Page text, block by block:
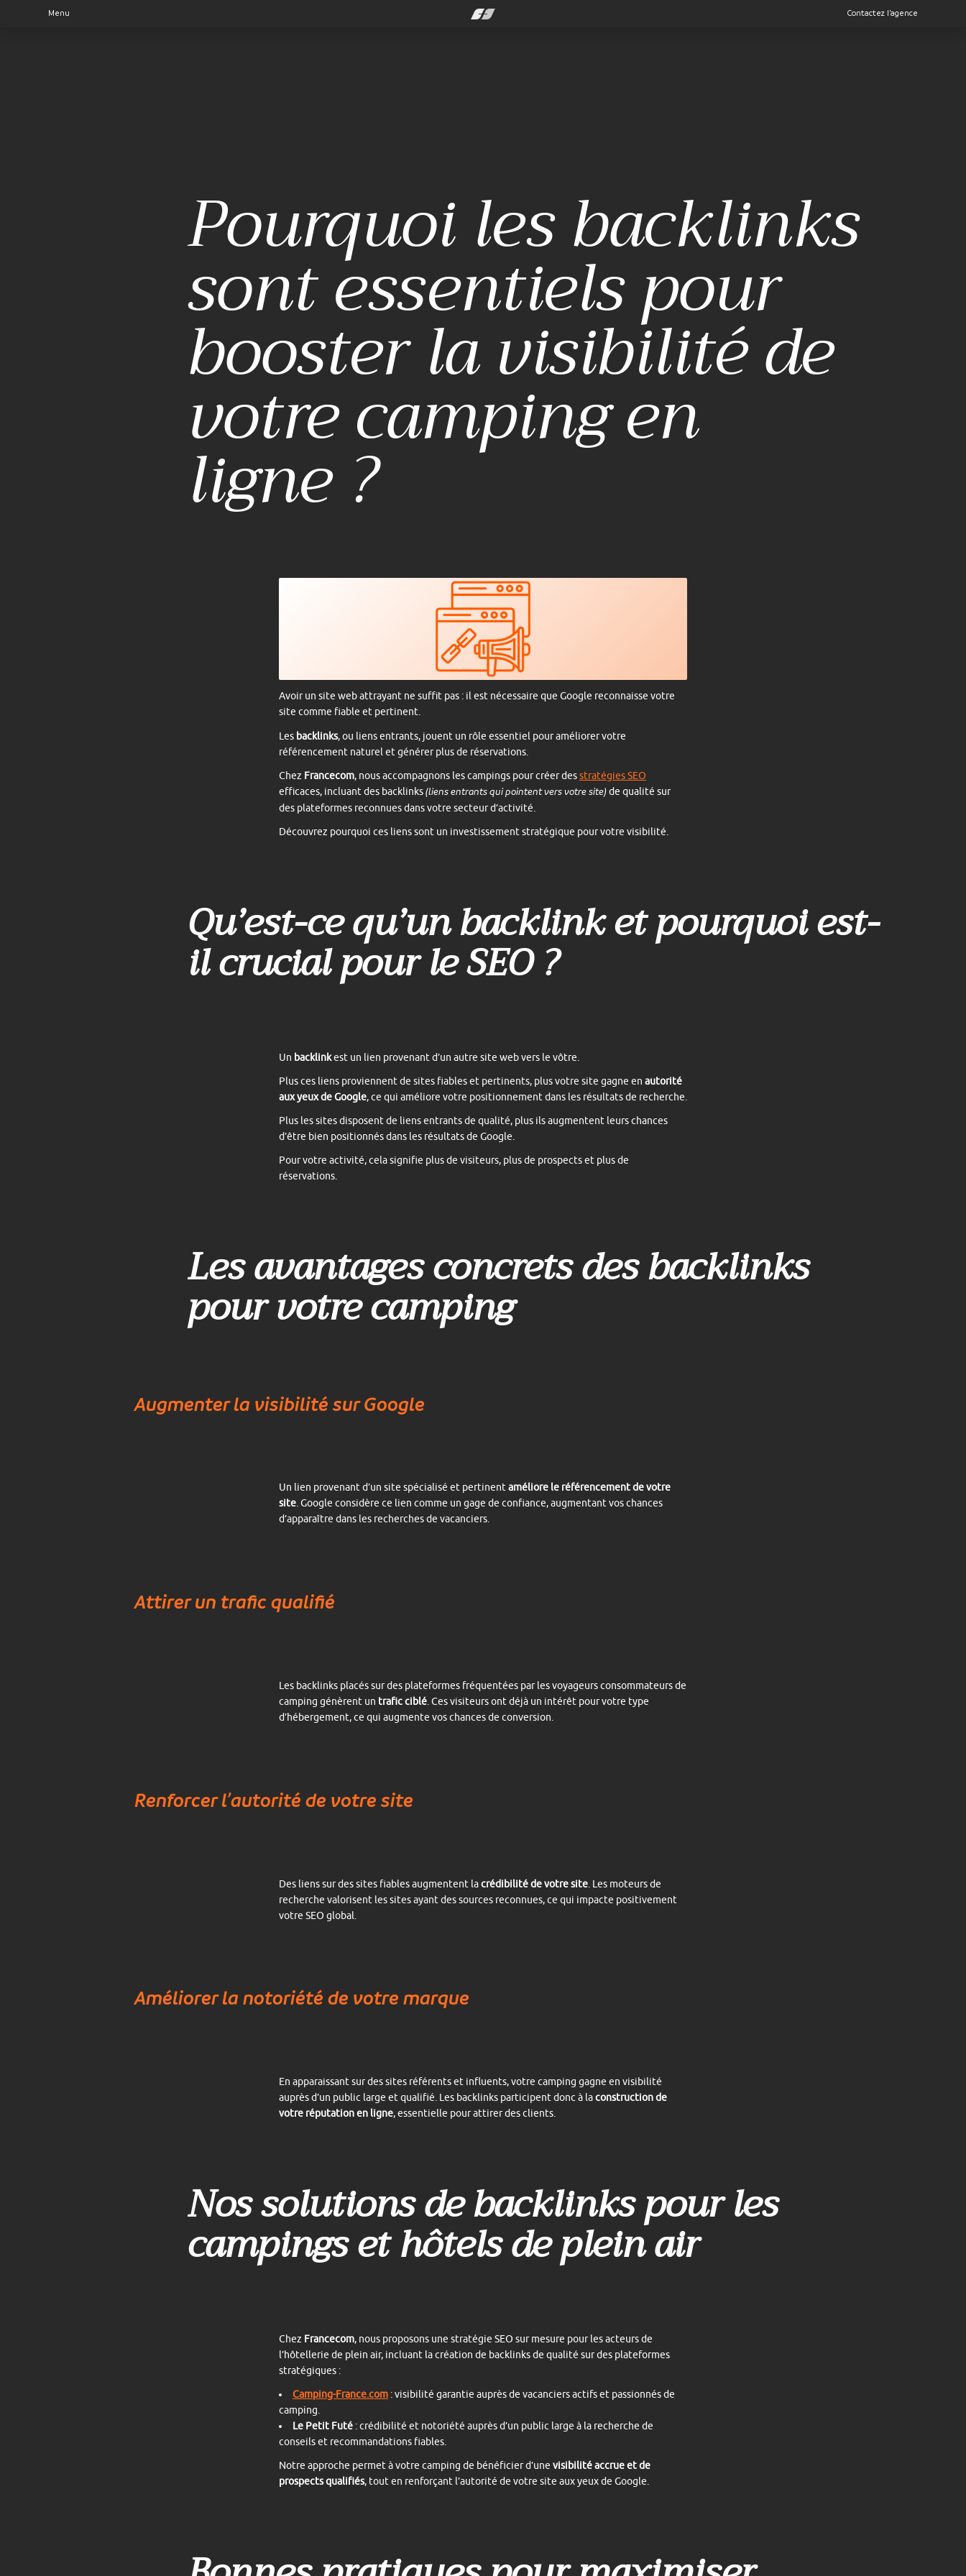
Menu Contactez l’agence
Pourquoi les backlinks
sont essentiels pour
booster la visibilité de
votre camping en
ligne ?
Avoir un site web attrayant ne suffit pas : il est nécessaire que Google reconnaisse votre
site comme fiable et pertinent.
Les backlinks, ou liens entrants, jouent un rôle essentiel pour améliorer votre
référencement naturel et générer plus de réservations.
Chez Francecom, nous accompagnons les campings pour créer desstratégies SEO
efficaces, incluant des backlinks (liens entrants qui pointent vers votre site) de qualité sur
des plateformes reconnues dans votre secteur d’activité.
Découvrez pourquoi ces liens sont un investissement stratégique pour votre visibilité.
Qu’est-ce qu’un backlink et pourquoi est-
il crucial pour le SEO ?
Un backlinkest un lien provenant d’un autre site web vers le vôtre.
Plus ces liens proviennent de sites fiables et pertinents, plus votre site gagne en autorité
aux yeux de Google, ce qui améliore votre positionnement dans les résultats de recherche.
Plus les sites disposent de liens entrants de qualité, plus ils augmentent leurs chances
d’être bien positionnés dans les résultats de Google.
Pour votre activité, cela signifie plus de visiteurs, plus de prospects et plus de
réservations.
Les avantages concrets des backlinks
pour votre camping
Augmenter la visibilité sur Google
Un lien provenant d’un site spécialisé et pertinentaméliore le référencement de votre
site. Google considère ce lien comme un gage de confiance, augmentant vos chances
d’apparaître dans les recherches de vacanciers.
Attirer un trafic qualifié
Les backlinks placés sur des plateformes fréquentées par les voyageurs consommateurs de
camping génèrent un trafic ciblé. Ces visiteurs ont déjà un intérêt pour votre type
d’hébergement, ce qui augmente vos chances de conversion.
Renforcer l’autorité de votre site
Des liens sur des sites fiables augmentent lacrédibilité de votre site. Les moteurs de
recherche valorisent les sites ayant des sources reconnues, ce qui impacte positivement
votre SEO global.
Améliorer la notoriété de votre marque
En apparaissant sur des sites référents et influents, votre camping gagne en visibilité
auprès d’un public large et qualifié. Les backlinks participent donc à laconstruction de
votre réputation en ligne, essentielle pour attirer des clients.
Nos solutions de backlinks pour les
campings et hôtels de plein air
Chez Francecom, nous proposons une stratégie SEO sur mesure pour les acteurs de
l’hôtellerie de plein air, incluant la création de backlinks de qualité sur des plateformes
stratégiques :
Camping-France.com: visibilité garantie auprès de vacanciers actifs et passionnés de
camping.
Le Petit Futé: crédibilité et notoriété auprès d’un public large à la recherche de
conseils et recommandations fiables.
Notre approche permet à votre camping de bénéficier d’une visibilité accrue et de
prospects qualifiés, tout en renforçant l’autorité de votre site aux yeux de Google.